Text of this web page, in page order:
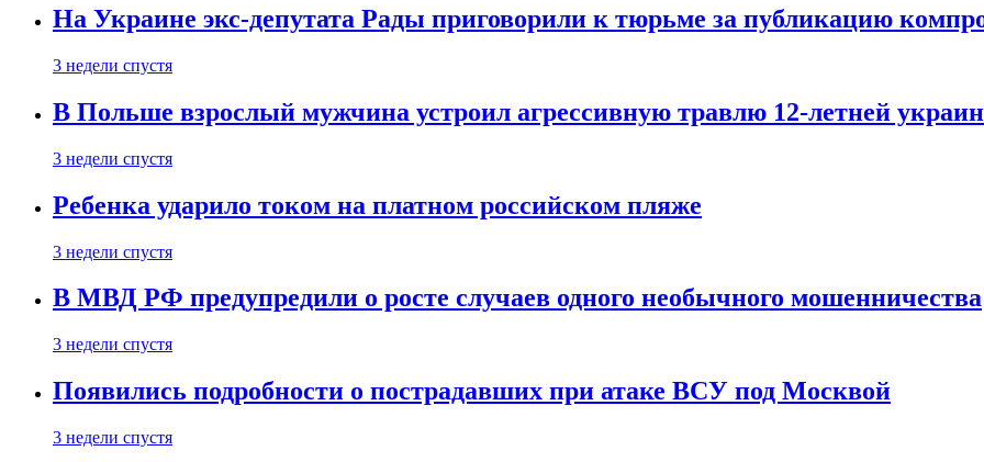
На Украине экс-депутата Рады приговорили к тюрьме за публикацию
3 недели спустя
В Польше взрослый мужчина устроил агрессивную травлю 12-летней
3 недели спустя
Ребенка ударило током на платном российском пляже
3 недели спустя
В МВД РФ предупредили о росте случаев одного необычного мошенничества
3 недели спустя
Появились подробности о пострадавших при атаке ВСУ под Москвой
3 недели спустя